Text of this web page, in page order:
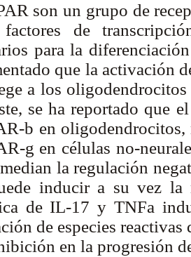
son un grupo de
factores de
para la
que la activación
a los
se ha reportado que
b en
g en células no-
la regulación
inducir a su vez la
de IL-17 y TNFa
de especies
en la progresión